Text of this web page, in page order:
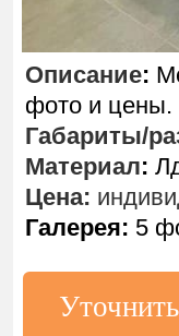
Описание:
фото и цены.
Габариты/
Материал:
Цена:
Галерея: 5